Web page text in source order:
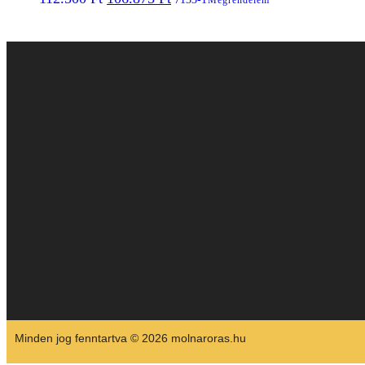
Minden jog fenntartva © 2026 molnaroras.hu